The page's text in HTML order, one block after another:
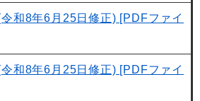
和8年6月25日修正) [PDFファイ
和8年6月25日修正) [PDFファイ